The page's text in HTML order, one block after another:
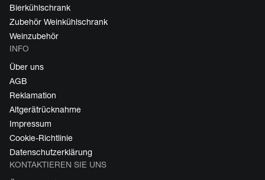
Bierkühlschrank
Zubehör Weinkühlschrank
Weinzubehör
INFO
Über uns
AGB
Reklamation
Altgerätrücknahme
Impressum
Cookie-Richtlinie
Datenschutzerklärung
KONTAKTIEREN SIE UNS